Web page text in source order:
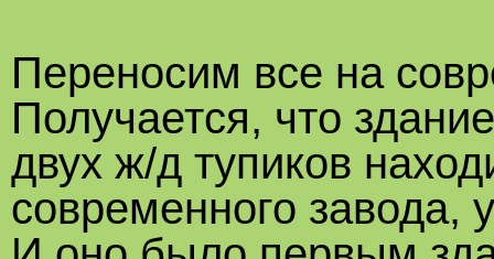
Переносим все на
Получается, что
двух ж/д тупиков
современного завода,